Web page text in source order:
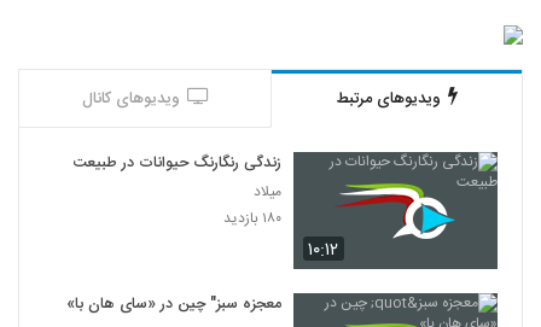
۲۹۵ بازدید
17
سیاره زمین 10 - جنگلهای موسمی
۳۲۶ بازدید
18
سیاره زمین 11 - تا ژرفای اقیانوس
۳۰۹ بازدید
ویدیوهای مرتبط ویدیوهای کانال
۱۰:۱۲
زندگی رنگارنگ حیوانات در طبیعت
میلاد
۱۸۰ بازدید
معجزه سبز" چین در «سای هان با»